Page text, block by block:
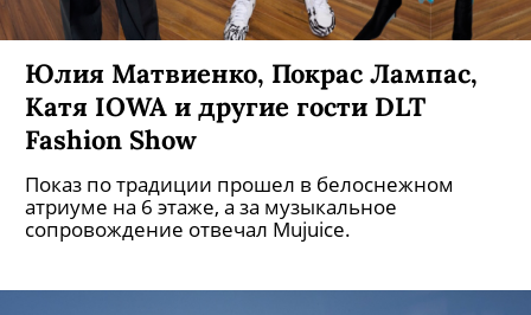
Юлия Матвиенко, Покрас Лампас,
Катя IOWA и другие гости DLT
Fashion Show
Показ по традиции прошел в белоснежном
атриуме на 6 этаже, а за музыкальное
сопровождение отвечал Mujuice.